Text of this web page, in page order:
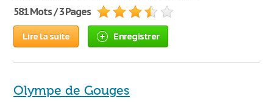
581 Mots / 3 Pages
Lire la suite Enregistrer
Olympe de Gouges